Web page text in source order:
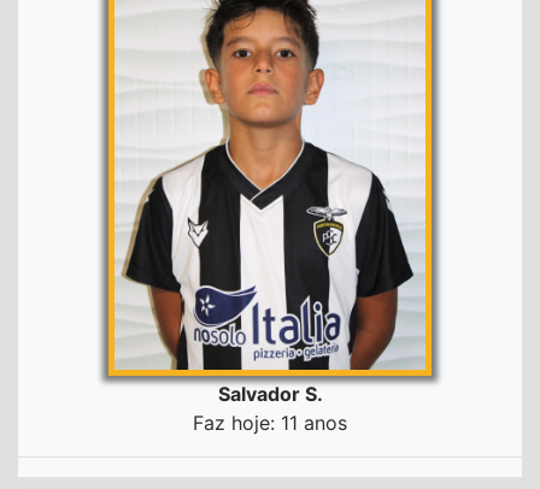
Salvador S.
Faz hoje: 11 anos